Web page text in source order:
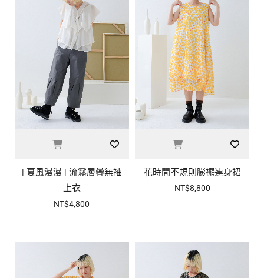
| 夏風漫漫 | 流霧層疊無袖
上衣
NT$4,800
花時間不規則膨襬連身裙
NT$8,800